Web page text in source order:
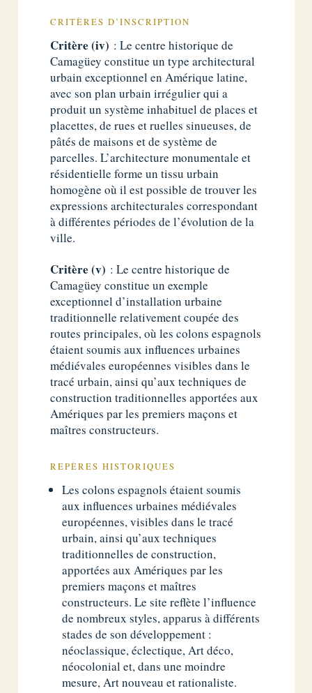
CRITÈRES D’INSCRIPTION
Critère (iv) : Le centre historique de
Camagüey constitue un type architectural
urbain exceptionnel en Amérique latine,
avec son plan urbain irrégulier qui a
produit un système inhabituel de places et
placettes, de rues et ruelles sinueuses, de
pâtés de maisons et de système de
parcelles. L’architecture monumentale et
résidentielle forme un tissu urbain
homogène où il est possible de trouver les
expressions architecturales correspondant
à différentes périodes de l’évolution de la
ville.
Critère (v) : Le centre historique de
Camagüey constitue un exemple
exceptionnel d’installation urbaine
traditionnelle relativement coupée des
routes principales, où les colons espagnols
étaient soumis aux influences urbaines
médiévales européennes visibles dans le
tracé urbain, ainsi qu’aux techniques de
construction traditionnelles apportées aux
Amériques par les premiers maçons et
maîtres constructeurs.
REPÈRES HISTORIQUES
Les colons espagnols étaient soumis
aux influences urbaines médiévales
européennes, visibles dans le tracé
urbain, ainsi qu’aux techniques
traditionnelles de construction,
apportées aux Amériques par les
premiers maçons et maîtres
constructeurs. Le site reflète l’influence
de nombreux styles, apparus à différents
stades de son développement :
néoclassique, éclectique, Art déco,
néocolonial et, dans une moindre
mesure, Art nouveau et rationaliste.